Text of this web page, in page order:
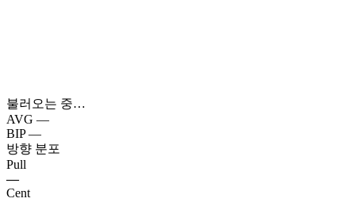
불러오는 중…
AVG —
BIP —
방향 분포
Pull
—
Cent